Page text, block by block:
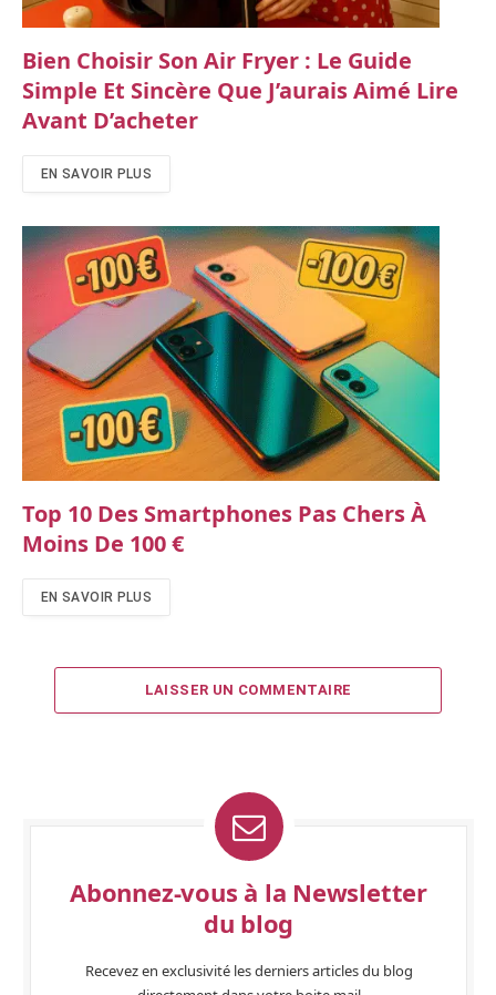
Bien Choisir Son Air Fryer : Le Guide
Simple Et Sincère Que J’aurais Aimé Lire
Avant D’acheter
EN SAVOIR PLUS
Top 10 Des Smartphones Pas Chers À
Moins De 100 €
EN SAVOIR PLUS
LAISSER UN COMMENTAIRE
Abonnez-vous à la Newsletter
du blog
Recevez en exclusivité les derniers articles du blog